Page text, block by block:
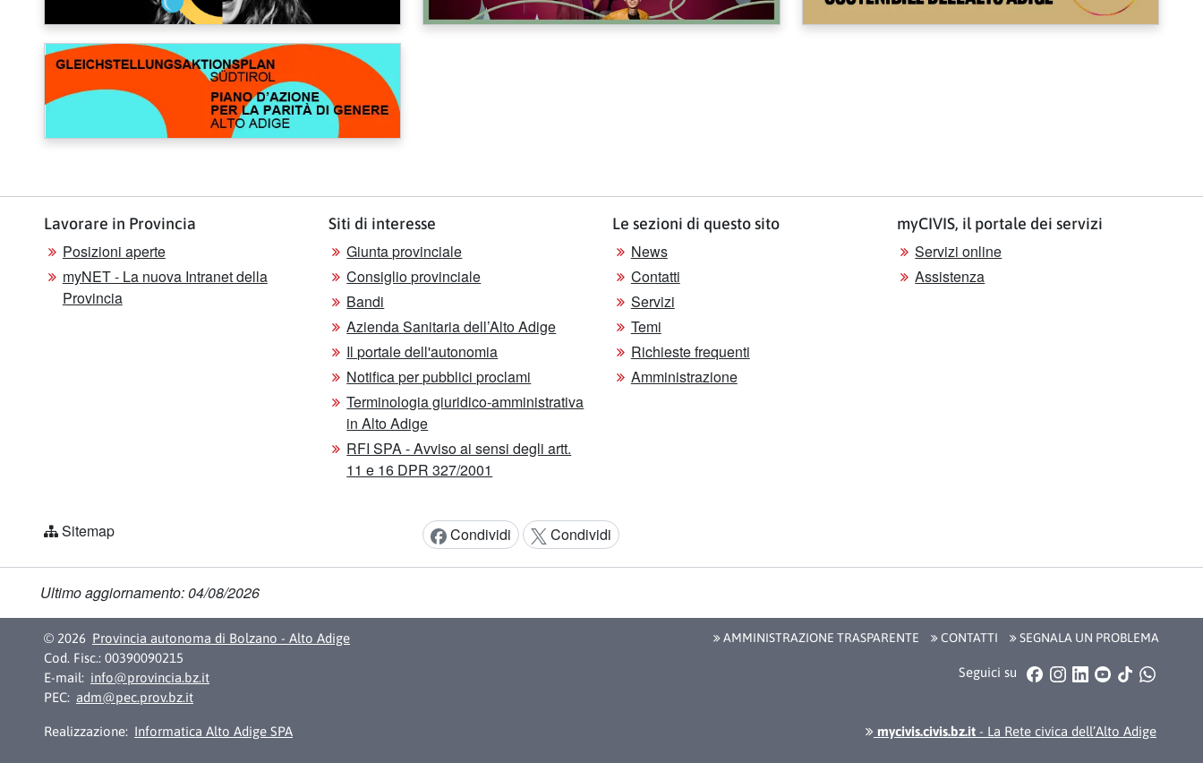
Lavorare in Provincia
Posizioni aperte
myNET - La nuova Intranet della
Provincia
Siti di interesse
Giunta provinciale
Consiglio provinciale
Bandi
Azienda Sanitaria dell’Alto Adige
Il portale dell'autonomia
Notifica per pubblici proclami
Terminologia giuridico-amministrativa
in Alto Adige
RFI SPA - Avviso ai sensi degli artt.
11 e 16 DPR 327/2001
Le sezioni di questo sito
News
Contatti
Servizi
Temi
Richieste frequenti
Amministrazione
myCIVIS, il portale dei servizi
Servizi online
Assistenza
Sitemap
Condividi:
Condividi Condividi
Ultimo aggiornamento: 04/08/2026
© 2026 Provincia autonoma di Bolzano - Alto Adige
Cod. Fisc.: 00390090215
E-mail: info@provincia.bz.it
PEC: adm@pec.prov.bz.it
Realizzazione: Informatica Alto Adige SPA
AMMINISTRAZIONE TRASPARENTE CONTATTI SEGNALA UN PROBLEMA
Seguici su Facebook
Instagram
LinkedInYouTube
TikTok
mycivis.civis.bz.it - La Rete civica dell’Alto Adige